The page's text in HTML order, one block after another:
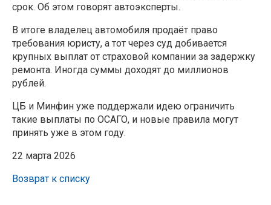
срок. Об этом говорят автоэксперты.
В итоге владелец автомобиля продаёт право
требования юристу, а тот через суд добивается
крупных выплат от страховой компании за задержку
ремонта. Иногда суммы доходят до миллионов
рублей.
ЦБ и Минфин уже поддержали идею ограничить
такие выплаты по ОСАГО, и новые правила могут
принять уже в этом году.
22 марта 2026
Возврат к списку